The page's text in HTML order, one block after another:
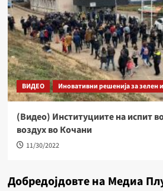
ВИДЕО Иновативни решенија за зелен
(Видео) Институциите на испит
воздух во Кочани
11/30/2022
Добредојдовте на Медиа